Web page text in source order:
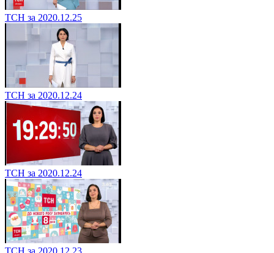
ТСН за 2020.12.25
ТСН за 2020.12.24
ТСН за 2020.12.24
ТСН за 2020.12.23